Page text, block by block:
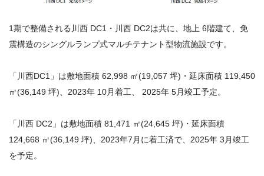
1期で整備される川⻄ DC1・川⻄ DC2は共に、地上 6階建て、免
震構造のシングルランプ式マルチテナント型物流施設です。
「川⻄DC1」は敷地⾯積 62,998 ㎡(19,057 坪)・延床⾯積 119,450
㎡(36,149 坪)、2023年 10⽉着⼯、 2025年 5⽉竣⼯予定。
「川⻄ DC2」は敷地⾯積 81,471 ㎡(24,645 坪)・延床⾯積
124,668 ㎡(36,149 坪)、2023年7⽉に着⼯済で、2025年 3⽉竣⼯
を予定。